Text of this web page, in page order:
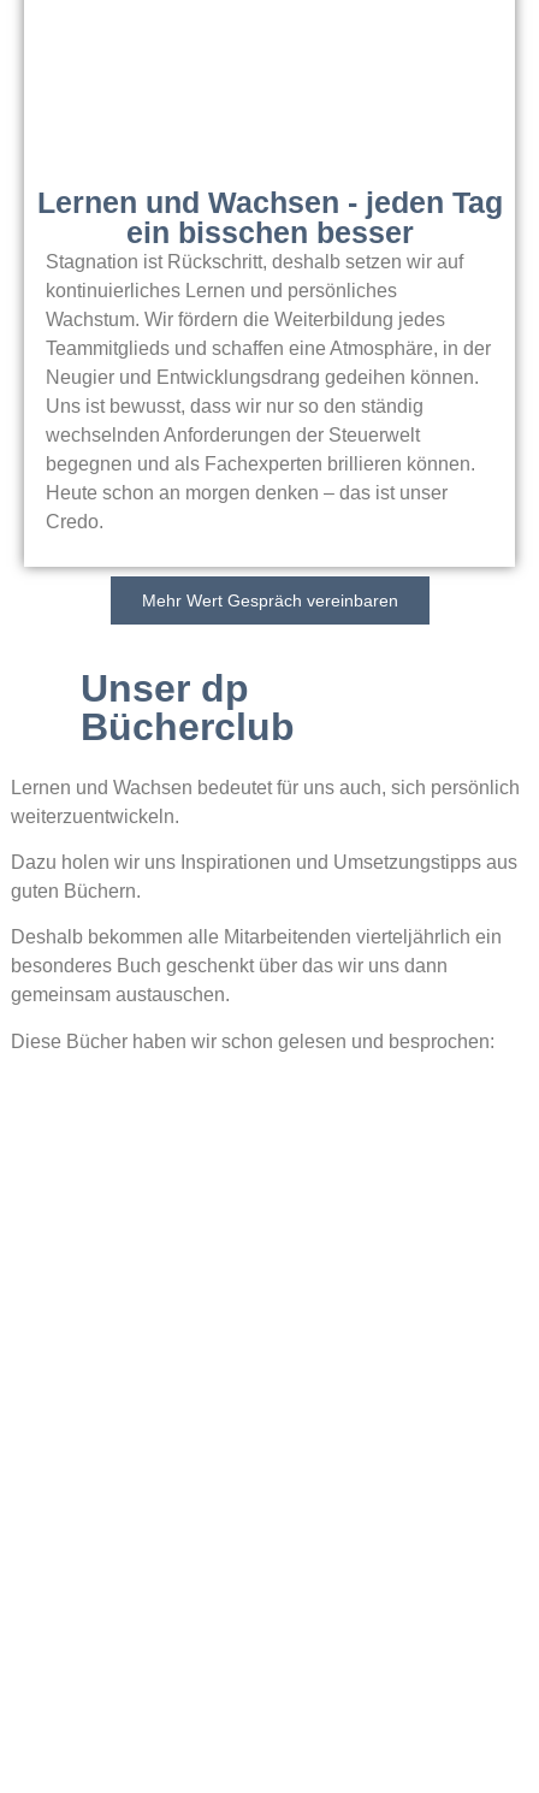
Lernen und Wachsen - jeden Tag
ein bisschen besser
Stagnation ist Rückschritt, deshalb setzen wir auf
kontinuierliches Lernen und persönliches
Wachstum. Wir fördern die Weiterbildung jedes
Teammitglieds und schaffen eine Atmosphäre, in der
Neugier und Entwicklungsdrang gedeihen können.
Uns ist bewusst, dass wir nur so den ständig
wechselnden Anforderungen der Steuerwelt
begegnen und als Fachexperten brillieren können.
Heute schon an morgen denken – das ist unser
Credo.
Mehr Wert Gespräch vereinbaren
Unser dp
Bücherclub
Lernen und Wachsen bedeutet für uns auch, sich persönlich
weiterzuentwickeln.
Dazu holen wir uns Inspirationen und Umsetzungstipps aus
guten Büchern.
Deshalb bekommen alle Mitarbeitenden vierteljährlich ein
besonderes Buch geschenkt über das wir uns dann
gemeinsam austauschen.
Diese Bücher haben wir schon gelesen und besprochen: